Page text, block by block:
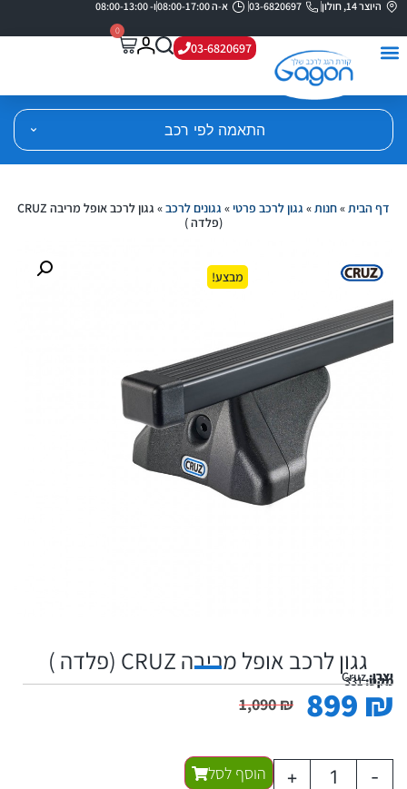
היוצר 14, חולון 03-6820697 א-ה 08:00-17:00 ו- 08:00-13:00
03-6820697
0
התאמה לפי רכב
דף הבית»חנות» גגון לרכב פרטי» גגונים לרכב»
גגון לרכב אופל מריבה CRUZ
(פלדה )
מבצע!
גגון לרכב אופל מריבה CRUZ (פלדה )
יצרן:Cruzמקט:331
1,090₪ 899 ₪
-
+ הוסף לסל